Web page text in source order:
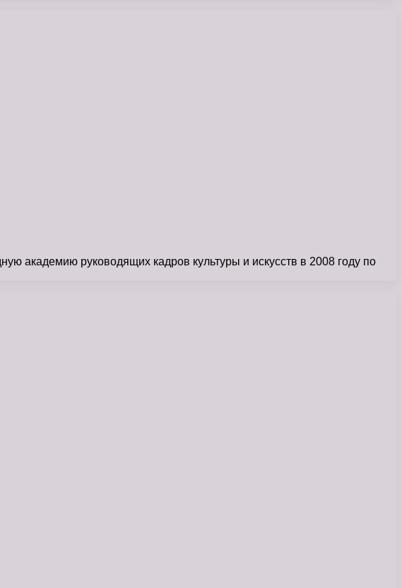
академию руководящих кадров культуры и искусств в 2008 году по